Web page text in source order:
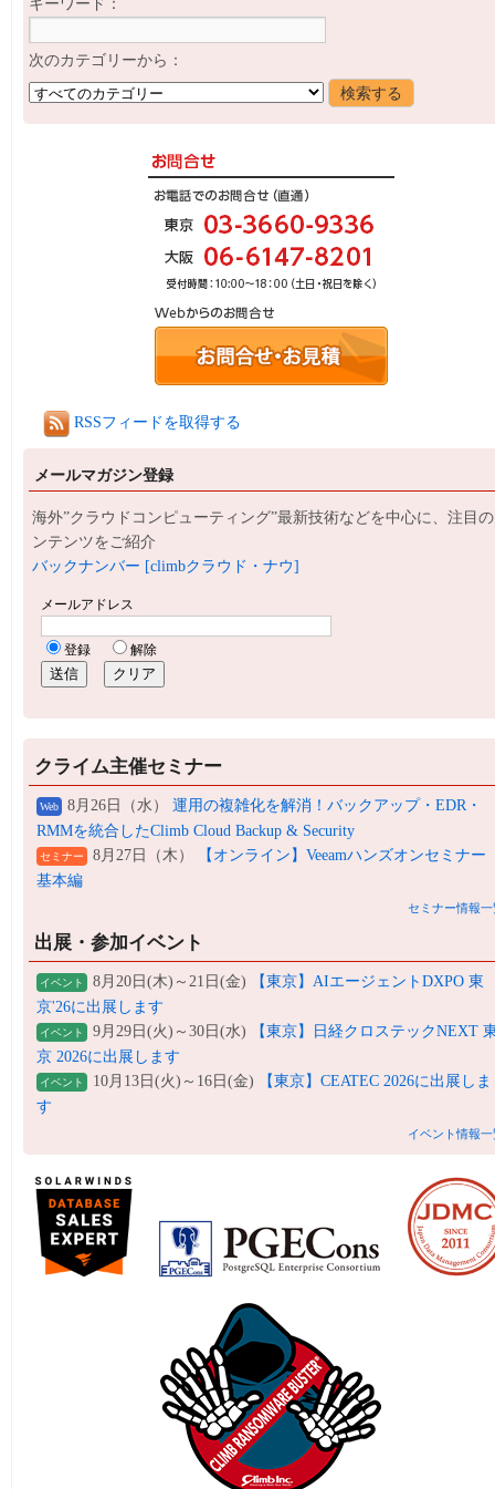
キーワード：
次のカテゴリーから：
RSSフィードを取得する
メールマガジン登録
海外”クラウドコンピューティング”最新技術などを中心に、注目
ンテンツをご紹介
バックナンバー [climbクラウド・ナウ]
クライム主催セミナー
Web 8月26日（水） 運用の複雑化を解消！バックアップ・EDR・
RMMを統合したClimb Cloud Backup & Security
セミナー 8月27日（木）
【オンライン】Veeamハンズオンセミナー
基本編
セミナー情報一
出展・参加イベント
イベント 8月20日(木)～21日(金)
【東京】AIエージェントDXPO 東
京'26に出展します
イベント 9月29日(火)～30日(水)
【東京】日経クロステックNEXT
京 2026に出展します
イベント 10月13日(火)～16日(金)
【東京】CEATEC 2026に出展しま
す
イベント情報一